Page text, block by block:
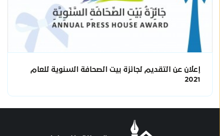
إعلان عن التقديم لجائزة بيت الصحافة السنوية للعام
2021